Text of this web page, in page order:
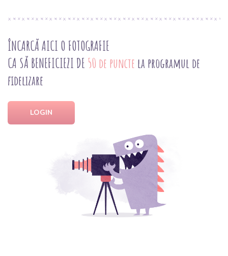
ÎNCARCĂ AICI O FOTOGRAFIE
CA SĂ BENEFICIEZI DE 50 de puncte la programul de
fidelizare
LOGIN